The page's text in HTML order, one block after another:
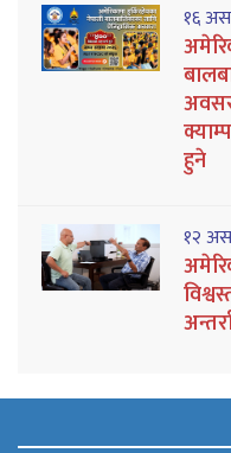
१६
हुने
१२